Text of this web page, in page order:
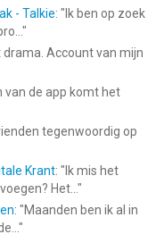
- Talkie: " Ik ben op zoek
"
drama. Account van mijn
van de app komt het
tegenwoordig op
Krant: " Ik mis het
Het... "
: "Maanden ben ik al in
"